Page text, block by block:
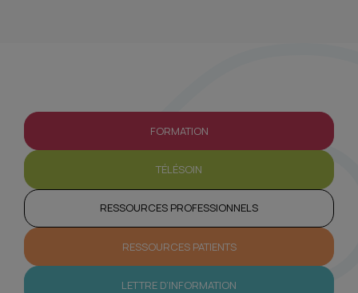
FORMATION
TÉLÉSOIN
RESSOURCES PROFESSIONNELS
RESSOURCES PATIENTS
LETTRE D’INFORMATION